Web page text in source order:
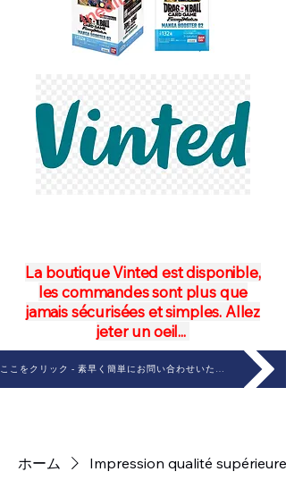
La boutique Vinted est disponible,
les commandes sont plus que
jamais sécurisées et simples. Allez
jeter un oeil...
ここをクリック - 素早く簡単にお問い合わせいただけます
ホーム Impression qualité supérieure